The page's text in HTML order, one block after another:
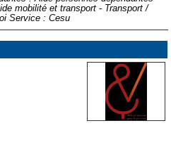
mobilité et transport - Transport /
Service : Cesu